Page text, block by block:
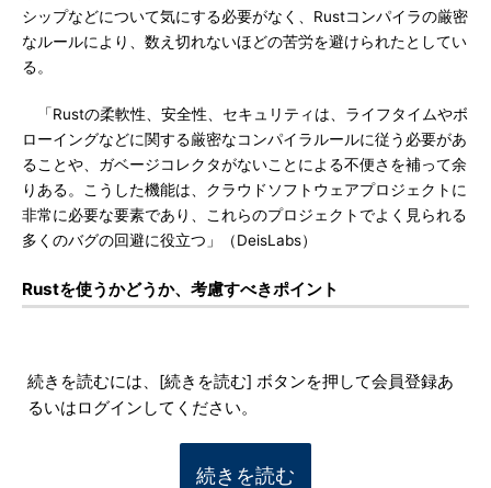
シップなどについて気にする必要がなく、Rustコンパイラの厳密
なルールにより、数え切れないほどの苦労を避けられたとしてい
る。
「Rustの柔軟性、安全性、セキュリティは、ライフタイムやボ
ローイングなどに関する厳密なコンパイラルールに従う必要があ
ることや、ガベージコレクタがないことによる不便さを補って余
りある。こうした機能は、クラウドソフトウェアプロジェクトに
非常に必要な要素であり、これらのプロジェクトでよく見られる
多くのバグの回避に役立つ」（DeisLabs）
Rustを使うかどうか、考慮すべきポイント
続きを読むには、[続きを読む] ボタンを押して会員登録あ
るいはログインしてください。
続きを読む